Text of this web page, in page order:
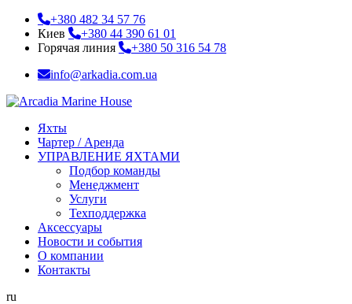
+380 482 34 57 76
Киев
+380 44 390 61 01
Горячая линия
+380 50 316 54 78
info@arkadia.com.ua
Яхты
Чартер / Аренда
УПРАВЛЕНИЕ ЯХТАМИ
Подбор команды
Менеджмент
Услуги
Техподдержка
Аксессуары
Новости и события
О компании
Контакты
ru